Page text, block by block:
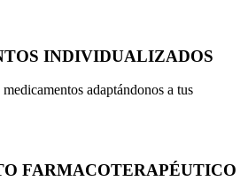
INDIVIDUALIZADOS
adaptándonos a tus
FARMACOTERAPÉUTICO